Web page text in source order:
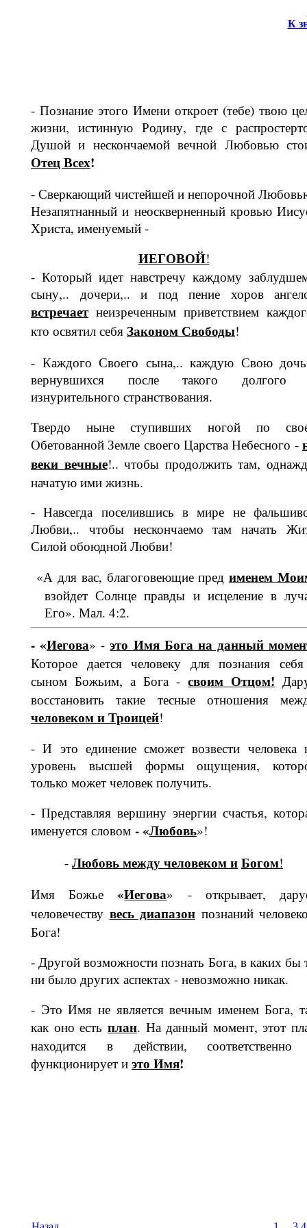
К
- Познание этого Имени откроет (тебе) твою
жизни, истинную Родину, где с
Душой и нескончаемой вечной Любовью
Отец Всех!
- Сверкающий чистейшей и непороч­ной
Незапятнанный и неоск­верненный кровью
Христа, име­нуемый -
ИЕГОВОЙ!
- Который идет навстречу каждому
сыну,.. дочери,.. и под пение хоров
встречаетнеизреченным приветствием
кто освятил себя Законом Свободы!
- Каждого Своего сына,.. каждую Свою
вернувшихся после такого долгого
изнурительного странствования.
Твердо ныне ступивших ногой по
Обетованной Земле своего Царства Небесного -
веки вечные!.. чтобы продолжить там,
начатую ими жизнь.
- Навсегда поселившись в мире не
Любви,.. чтобы нескончаемо там начать
Силой обоюдной Люб­ви!
«А для вас, благоговеющие предиме­нем
взойдет Солнце правды и исцеление в
Его». Мал. 4:2.
- «Иегова» -это Имя Бога на данный
Которое дается человеку для познания
сыном Божьим, а Бога - своим Отцом!
восстановить та­кие тесные отношения
челове­ком и Троицей!
- И это единение сможет возвести че­ловека
уровень высшей формы ощу­щения,
только может человек по­лучить.
- Представляя вершину энергии счас­тья,
именуется словом - «Лю­бовь»!
- Любовь между человеком иБогом!
Имя Божье«Иегова» - открывает,
человечеству весь диапазон познаний
Бога!
- Другой возможности познать Бога, в каких бы
ни было других аспектах - невозможно никак.
- Это Имя не является вечным именем Бога,
как оно есть план. На данный момент, этот
находится в действии,
функционирует и это Имя!